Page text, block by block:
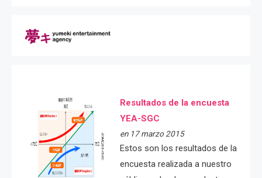
Resultados de la encuesta
YEA-SGC
en 17 marzo 2015
Estos son los resultados de la
encuesta realizada a nuestro